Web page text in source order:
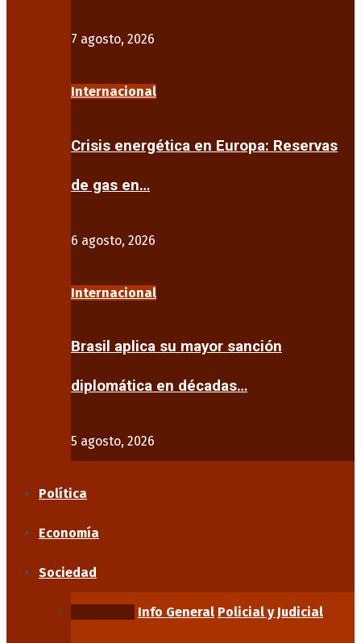
7 agosto, 2026
Internacional
Crisis energética en Europa: Reservas
de gas en…
6 agosto, 2026
Internacional
Brasil aplica su mayor sanción
diplomática en décadas…
5 agosto, 2026
Política
Economía
Sociedad
Info General Policial y Judicial